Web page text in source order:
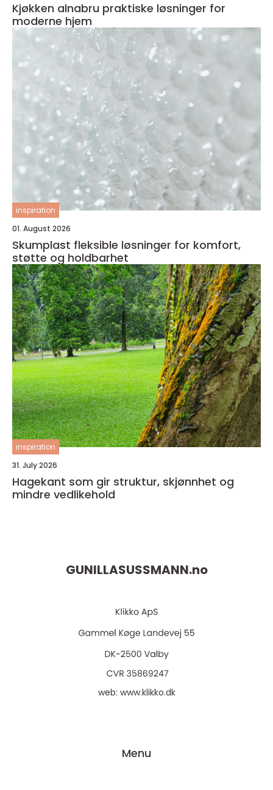
Kjøkken alnabru praktiske løsninger for
moderne hjem
inspiration
01. August 2026
Skumplast fleksible løsninger for komfort,
støtte og holdbarhet
inspiration
31. July 2026
Hagekant som gir struktur, skjønnhet og
mindre vedlikehold
GUNILLASUSSMANN.no
web: www.klikko.dk
Menu